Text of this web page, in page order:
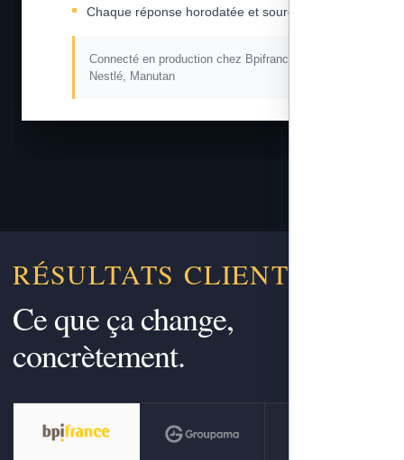
Chaque réponse horodatée et sourcée
Connecté en production chez Bpifrance, L'Oréal,
Nestlé, Manutan
RÉSULTATS CLIENTS
Ce que ça change,
concrètement.